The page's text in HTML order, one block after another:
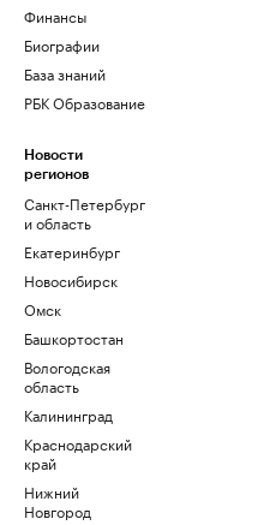
Финансы
Биографии
База знаний
РБК Образование
Новости
регионов
Санкт-Петербург
и область
Екатеринбург
Новосибирск
Омск
Башкортостан
Вологодская
область
Калининград
Краснодарский
край
Нижний
Новгород